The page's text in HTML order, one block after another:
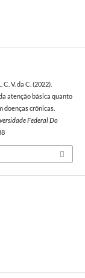
V. da C. (2022).
atenção básica quanto
doenças crônicas.
Federal Do